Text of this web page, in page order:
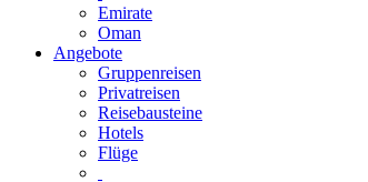
Emirate
Oman
Angebote
Gruppenreisen
Privatreisen
Reisebausteine
Hotels
Flüge